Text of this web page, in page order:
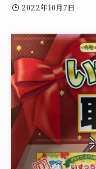
2022年10月7日